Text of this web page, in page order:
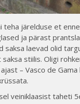
teha järelduse et
ja pärast
saksa laevad olid
stiilis. Oligi
– Vasco de
veiniklaasist taheti